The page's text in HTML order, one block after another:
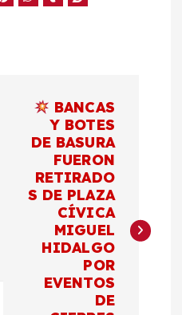
BANCAS
Y BOTES
DE BASURA
FUERON
RETIRADO
S DE PLAZA
CÍVICA
MIGUEL
HIDALGO
POR
EVENTOS
DE